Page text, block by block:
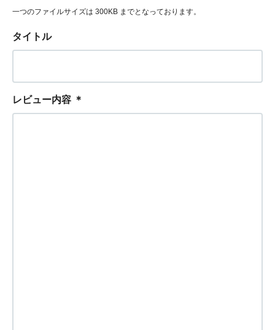
一つのファイルサイズは 300KB までとなっております。
タイトル
レビュー内容 ＊